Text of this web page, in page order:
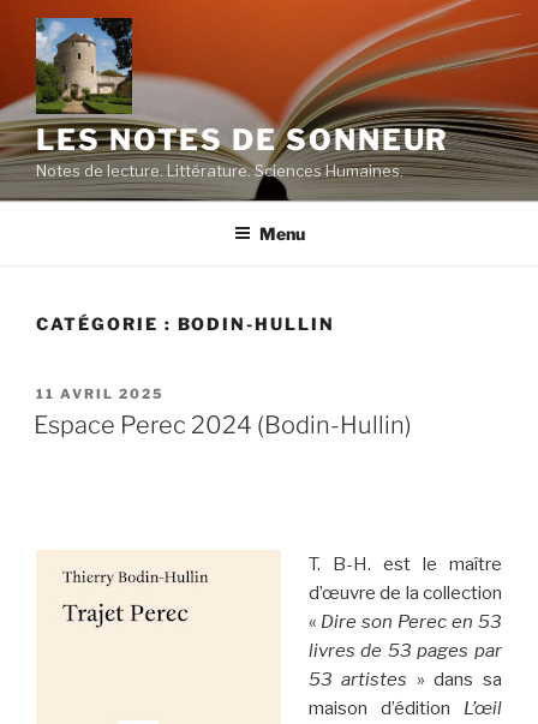
contenu
principal
LES NOTES DE SONNEUR
Notes de lecture. Littérature. Sciences Humaines.
Menu
CATÉGORIE : BODIN-HULLIN
PUBLIÉ
LE
11 AVRIL 2025
Espace Perec 2024 (Bodin-Hullin)
T. B-H. est le maître
d’œuvre de la collection
« Dire son Perec en 53
livres de 53 pages par
53 artistes » dans sa
maison d’édition L’œil